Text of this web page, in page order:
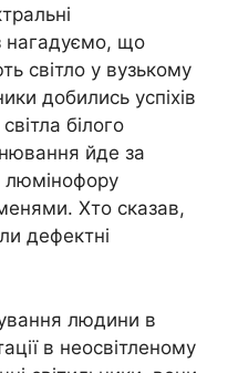
нагадуємо, що
світло у вузькому
добились успіхів
білого
йде за
люмінофору
Хто сказав,
дефектні
людини в
в неосвітленому